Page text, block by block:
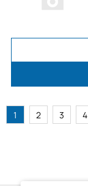
1 2 3 4